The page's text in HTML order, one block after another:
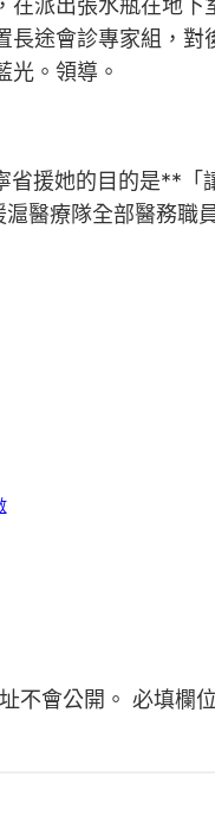
在派出張水瓶在地
長途會診專家組，
光。領導。
她的目的是**「讓
醫療隊全部醫務職
不會公開。 必填欄